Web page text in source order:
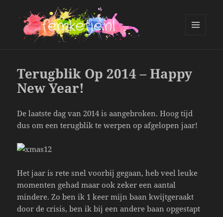
Terugblik Op 2014 – Happy
New Year!
De laatste dag van 2014 is aangebroken. Hoog tijd
dus om een terugblik te werpen op afgelopen jaar!
Het jaar is rete snel voorbij gegaan, heb veel leuke
momenten gehad maar ook zeker een aantal
mindere. Zo ben ik 1 keer mijn baan kwijtgeraakt
door de crisis, ben ik bij een andere baan opgestapt